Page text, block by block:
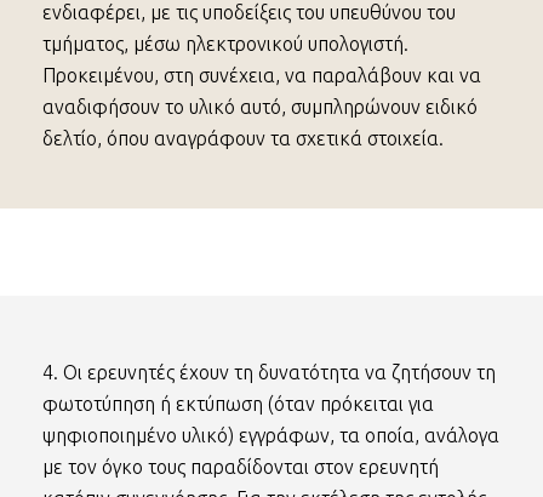
ενδιαφέρει, με τις υποδείξεις του υπευθύνου του
τμήματος, μέσω ηλεκτρονικού υπολογιστή.
Προκειμένου, στη συνέχεια, να παραλάβουν και να
αναδιφήσουν το υλικό αυτό, συμπληρώνουν ειδικό
δελτίο, όπου αναγράφουν τα σχετικά στοιχεία.
4. Οι ερευνητές έχουν τη δυνατότητα να ζητήσουν τη
φωτοτύπηση ή εκτύπωση (όταν πρόκειται για
ψηφιοποιημένο υλικό) εγγράφων, τα οποία, ανάλογα
με τον όγκο τους παραδίδονται στον ερευνητή